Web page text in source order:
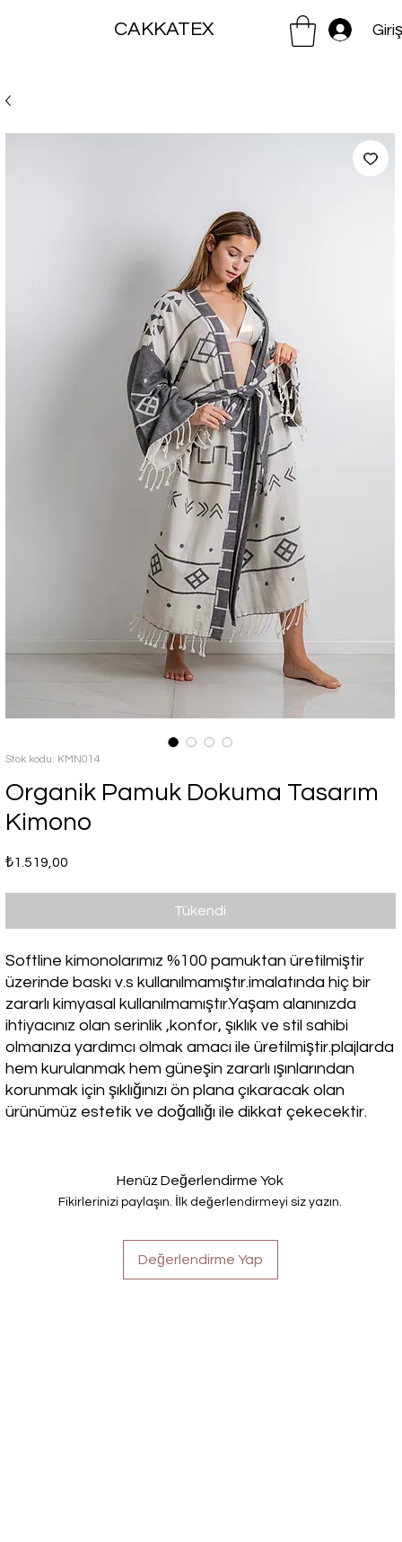
Stok kodu: KMN014
Organik Pamuk Dokuma Tasarım
Kimono
₺1.519,00
Tükendi
Softline kimonolarımız %100 pamuktan üretilmiştir
üzerinde baskı v.s kullanılmamıştır.imalatında hiç bir
zararlı kimyasal kullanılmamıştır.Yaşam alanınızda
ihtiyacınız olan serinlik ,konfor, şıklık ve stil sahibi
olmanıza yardımcı olmak amacı ile üretilmiştir.plajlarda
hem kurulanmak hem güneşin zararlı ışınlarından
korunmak için şıklığınızı ön plana çıkaracak olan
ürünümüz estetik ve doğallığı ile dikkat çekecektir.
Henüz Değerlendirme Yok
Fikirlerinizi paylaşın. İlk değerlendirmeyi siz yazın.
Değerlendirme Yap
CAKKATEX